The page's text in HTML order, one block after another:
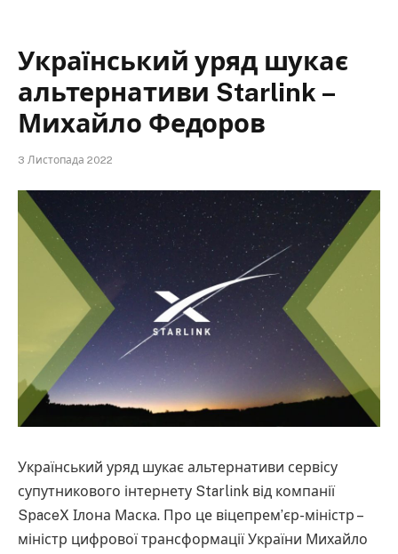
Український уряд шукає
альтернативи Starlink –
Михайло Федоров
3 Листопада 2022
Український уряд шукає альтернативи сервісу
супутникового інтернету Starlink від компанії
SpaceX Ілона Маска. Про це віцепрем’єр-міністр –
міністр цифрової трансформації України Михайло